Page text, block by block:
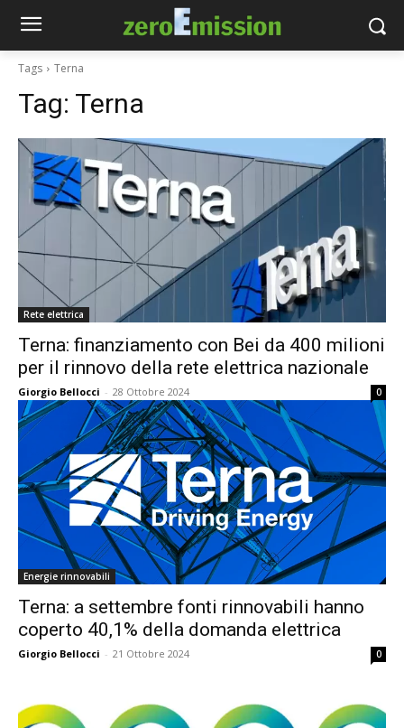
Tags Terna
Tag: Terna
Rete elettrica
Terna: finanziamento con Bei da 400 milioni
per il rinnovo della rete elettrica nazionale
Giorgio Bellocci - 28 Ottobre 2024 0
Energie rinnovabili
Terna: a settembre fonti rinnovabili hanno
coperto 40,1% della domanda elettrica
Giorgio Bellocci - 21 Ottobre 2024 0